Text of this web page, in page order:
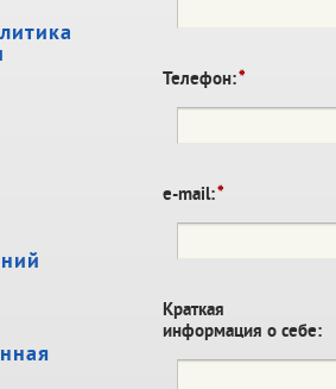
Телефон:*
e-mail:*
Краткая
информация о себе: